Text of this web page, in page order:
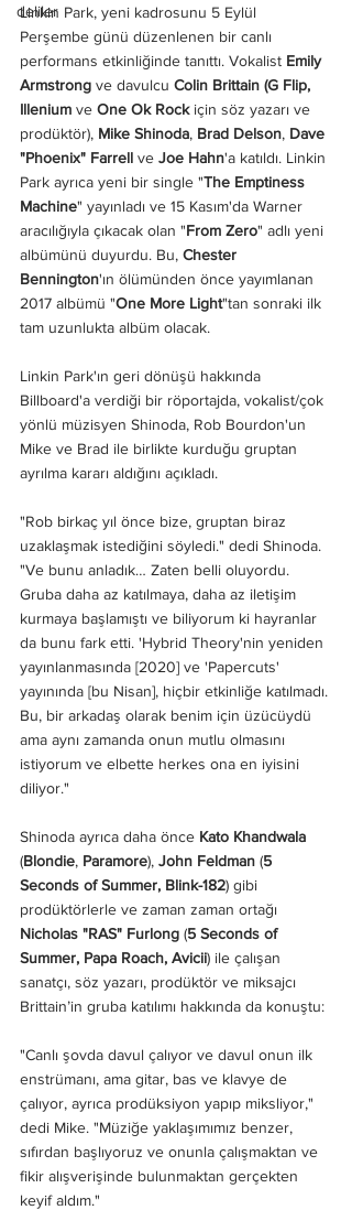
deliler
Linkin Park, yeni kadrosunu 5 Eylül
Perşembe günü düzenlenen bir canlı
performans etkinliğinde tanıttı. Vokalist Emily
Armstrong ve davulcu Colin Brittain (G Flip,
Illenium ve One Ok Rock için söz yazarı ve
prodüktör), Mike Shinoda, Brad Delson, Dave
"Phoenix" Farrell ve Joe Hahn'a katıldı. Linkin
Park ayrıca yeni bir single "The Emptiness
Machine" yayınladı ve 15 Kasım'da Warner
aracılığıyla çıkacak olan "From Zero" adlı yeni
albümünü duyurdu. Bu, Chester
Bennington'ın ölümünden önce yayımlanan
2017 albümü "One More Light"tan sonraki ilk
tam uzunlukta albüm olacak.
Linkin Park'ın geri dönüşü hakkında
Billboard'a verdiği bir röportajda, vokalist/çok
yönlü müzisyen Shinoda, Rob Bourdon'un
Mike ve Brad ile birlikte kurduğu gruptan
ayrılma kararı aldığını açıkladı.
"Rob birkaç yıl önce bize, gruptan biraz
uzaklaşmak istediğini söyledi." dedi Shinoda.
"Ve bunu anladık… Zaten belli oluyordu.
Gruba daha az katılmaya, daha az iletişim
kurmaya başlamıştı ve biliyorum ki hayranlar
da bunu fark etti. 'Hybrid Theory'nin yeniden
yayınlanmasında [2020] ve 'Papercuts'
yayınında [bu Nisan], hiçbir etkinliğe katılmadı.
Bu, bir arkadaş olarak benim için üzücüydü
ama aynı zamanda onun mutlu olmasını
istiyorum ve elbette herkes ona en iyisini
diliyor."
Shinoda ayrıca daha önce Kato Khandwala
(Blondie, Paramore), John Feldman (5
Seconds of Summer, Blink-182) gibi
prodüktörlerle ve zaman zaman ortağı
Nicholas "RAS" Furlong (5 Seconds of
Summer, Papa Roach, Avicii) ile çalışan
sanatçı, söz yazarı, prodüktör ve miksajcı
Brittain’in gruba katılımı hakkında da konuştu:
"Canlı şovda davul çalıyor ve davul onun ilk
enstrümanı, ama gitar, bas ve klavye de
çalıyor, ayrıca prodüksiyon yapıp miksliyor,"
dedi Mike. "Müziğe yaklaşımımız benzer,
sıfırdan başlıyoruz ve onunla çalışmaktan ve
fikir alışverişinde bulunmaktan gerçekten
keyif aldım."